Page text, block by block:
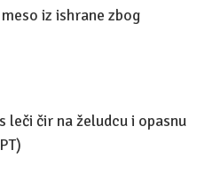
iz ishrane zbog
leči čir na želudcu i opasnu